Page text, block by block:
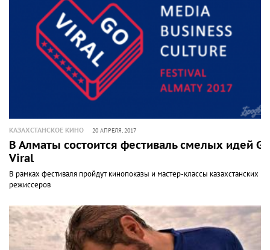
КАЗАХСТАНСКОЕ КИНО 20 АПРЕЛЯ, 2017
В Алматы состоится фестиваль смелых идей Go
Viral
В рамках фестиваля пройдут кинопоказы и мастер-классы казахстанских
режиссеров